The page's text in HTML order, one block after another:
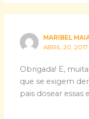
MARIBEL
ABRIL 20,
Obrigada! E,
que se exigem
pais dosear essas